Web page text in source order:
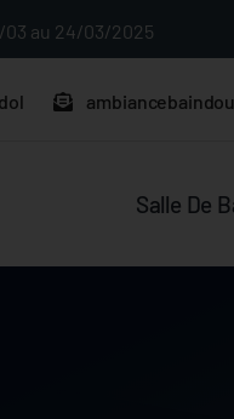
au 24/03/2025
Salle De